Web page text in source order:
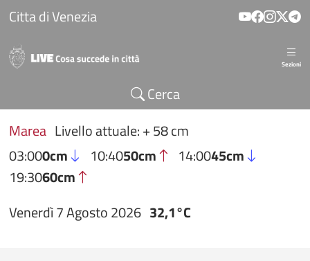
Salta al contenuto principale
Citta di Venezia
Sezioni
Cerca
Marea Livello attuale: + 58 cm
03:000cm 10:4050cm 14:0045cm
19:3060cm
Venerdì 7 Agosto 2026 32,1°C